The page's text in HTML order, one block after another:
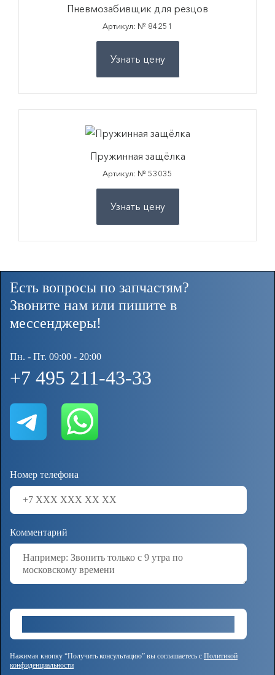
Пневмозабивщик для резцов
Артикул: № 84251
Узнать цену
Пружинная защёлка
Артикул: № 53035
Узнать цену
Есть вопросы по запчастям?
Звоните нам или пишите в
мессенджеры!
Пн. - Пт. 09:00 - 20:00
+7 495 211-43-33
Номер телефона
Комментарий
Нажимая кнопку “Получить консультацию” вы соглашаетесь с Политикой
конфиденциальности